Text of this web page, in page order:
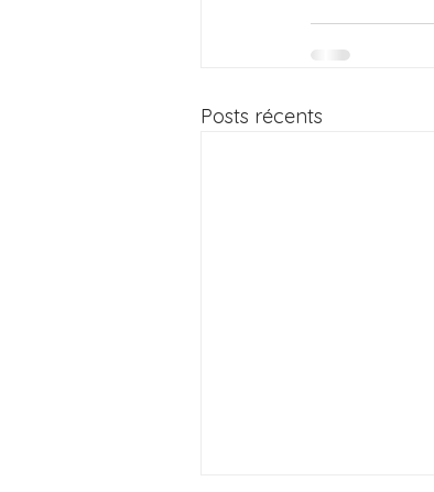
Posts récents